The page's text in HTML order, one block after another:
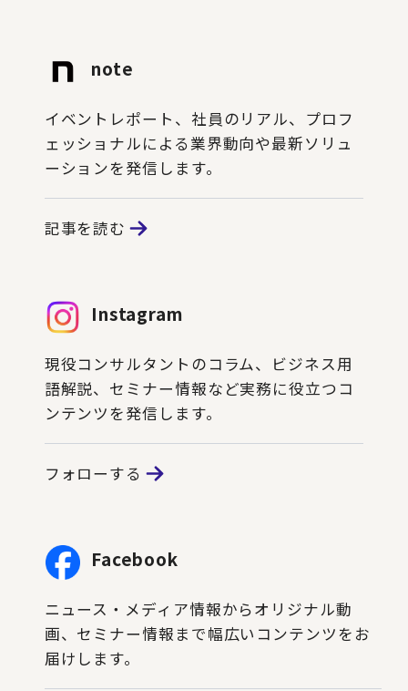
note
イベントレポート、社員のリアル、プロフ
ェッショナルによる業界動向や最新ソリュ
ーションを発信します。
記事を読む
Instagram
現役コンサルタントのコラム、ビジネス用
語解説、セミナー情報など実務に役立つコ
ンテンツを発信します。
フォローする
Facebook
ニュース・メディア情報からオリジナル動
画、セミナー情報まで幅広いコンテンツをお
届けします。